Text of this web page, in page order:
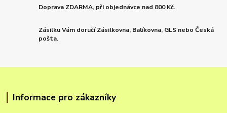
Doprava ZDARMA, při objednávce nad 800 Kč.
Zásilku Vám doručí Zásilkovna, Balíkovna, GLS nebo Česká
pošta.
Informace pro zákazníky